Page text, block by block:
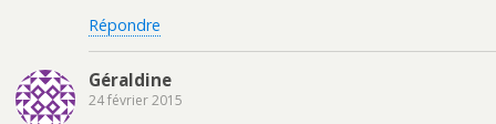
Répondre
Géraldine
24 février 2015